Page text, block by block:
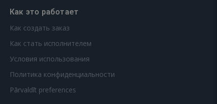
Как это работает
Как создать заказ
Как стать исполнителем
Условия использования
Политика конфиденциальности
Pārvaldīt preferences